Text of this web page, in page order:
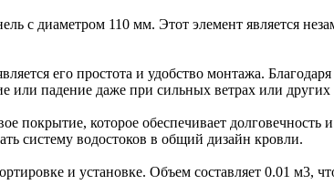
с диаметром 110 мм. Этот элемент является
его простота и удобство монтажа.
падение даже при сильных ветрах или
покрытие, которое обеспечивает
систему водостоков в общий дизайн кровли.
и установке. Объем составляет 0.01 м3,